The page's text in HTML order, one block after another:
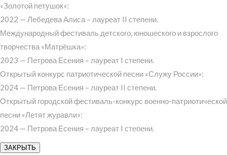
«Золотой петушок»:
2022 — Лебедева Алиса – лауреат II степени.
Международный фестиваль детского, юношеского и взрослого
творчества «Матрёшка»:
2023 — Петрова Есения – лауреат I степени.
Открытый конкурс патриотической песни «Служу России»:
2024 — Петрова Есения – лауреат II степени.
Открытый городской фестиваль-конкурс военно-патриотической
песни «Летят журавли»:
2024 — Петрова Есения – лауреат I степени.
ЗАКРЫТЬ